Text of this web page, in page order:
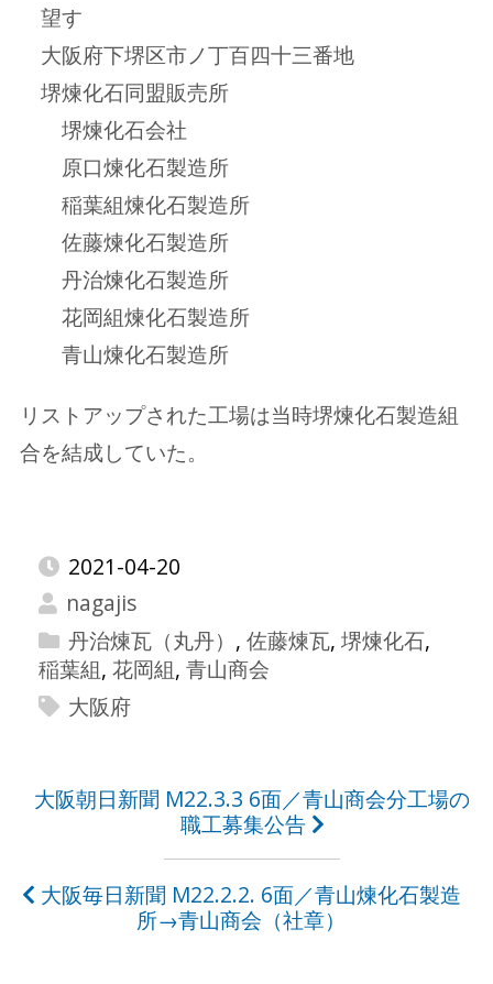
望す
大阪府下堺区市ノ丁百四十三番地
堺煉化石同盟販売所
堺煉化石会社
原口煉化石製造所
稲葉組煉化石製造所
佐藤煉化石製造所
丹治煉化石製造所
花岡組煉化石製造所
青山煉化石製造所
リストアップされた工場は当時堺煉化石製造組
合を結成していた。
2021-04-20
nagajis
丹治煉瓦（丸丹） , 佐藤煉瓦, 堺煉化石,
稲葉組,花岡組,青山商会
大阪府
投
ナ
大阪朝日新聞 M22.3.3 6面／青山商会分工場の
職工募集公告
大阪毎日新聞 M22.2.2. 6面／青山煉化石製造
所→青山商会（社章）